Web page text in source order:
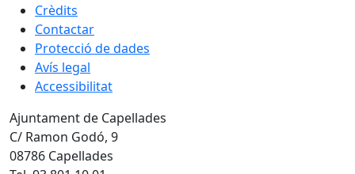
Crèdits
Contactar
Protecció de dades
Avís legal
Accessibilitat
Ajuntament de Capellades
C/ Ramon Godó, 9
08786 Capellades